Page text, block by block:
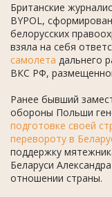
Британские
BYPOL,
белорусских
взяла на себя
самолета дальнего
ВКС РФ,
Ранее бывший
обороны Польши
подготовке своей
перевороту в
поддержку
Беларуси
отношении страны.